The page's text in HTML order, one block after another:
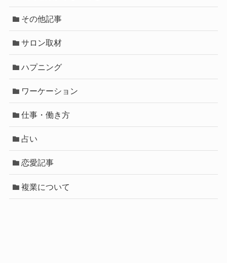
その他記事
サロン取材
ハプニング
ワーケーション
仕事・働き方
占い
恋愛記事
複業について